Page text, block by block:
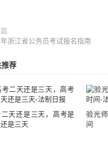
篇
年浙江省公务员考试报名指南
推荐
二天还是三天，高考是
是三天
验光
间